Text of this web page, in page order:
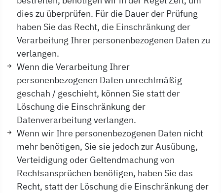
dies zu überprüfen. Für die Dauer der Prüfung
haben Sie das Recht, die Einschränkung der
Verarbeitung Ihrer personenbezogenen Daten zu
verlangen.
Wenn die Verarbeitung Ihrer
personenbezogenen Daten unrechtmäßig
geschah / geschieht, können Sie statt der
Löschung die Einschränkung der
Datenverarbeitung verlangen.
Wenn wir Ihre personenbezogenen Daten nicht
mehr benötigen, Sie sie jedoch zur Ausübung,
Verteidigung oder Geltendmachung von
Rechtsansprüchen benötigen, haben Sie das
Recht, statt der Löschung die Einschränkung der